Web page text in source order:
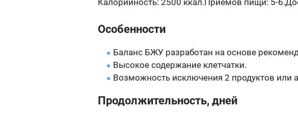
Калорийность: 2500 ккал.Приемов пищи: 5-6.
Особенности
Баланс БЖУ разработан на основе
Высокое содержание клетчатки.
Возможность исключения 2 продуктов или
Продолжительность, дней